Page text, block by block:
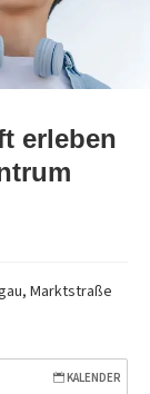
erleben
Marktstraße
KALENDER